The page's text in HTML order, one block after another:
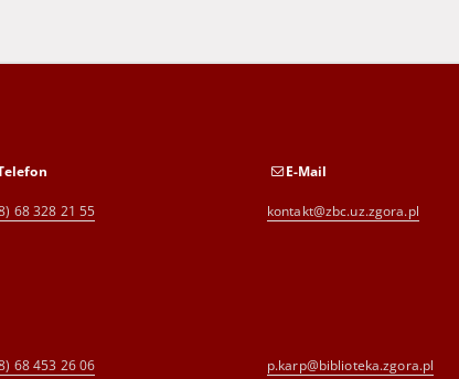
68 328 21 55
E-Mail
kontakt@zbc.uz.zgora.pl
68 453 26 06 p.karp@biblioteka.zgora.pl